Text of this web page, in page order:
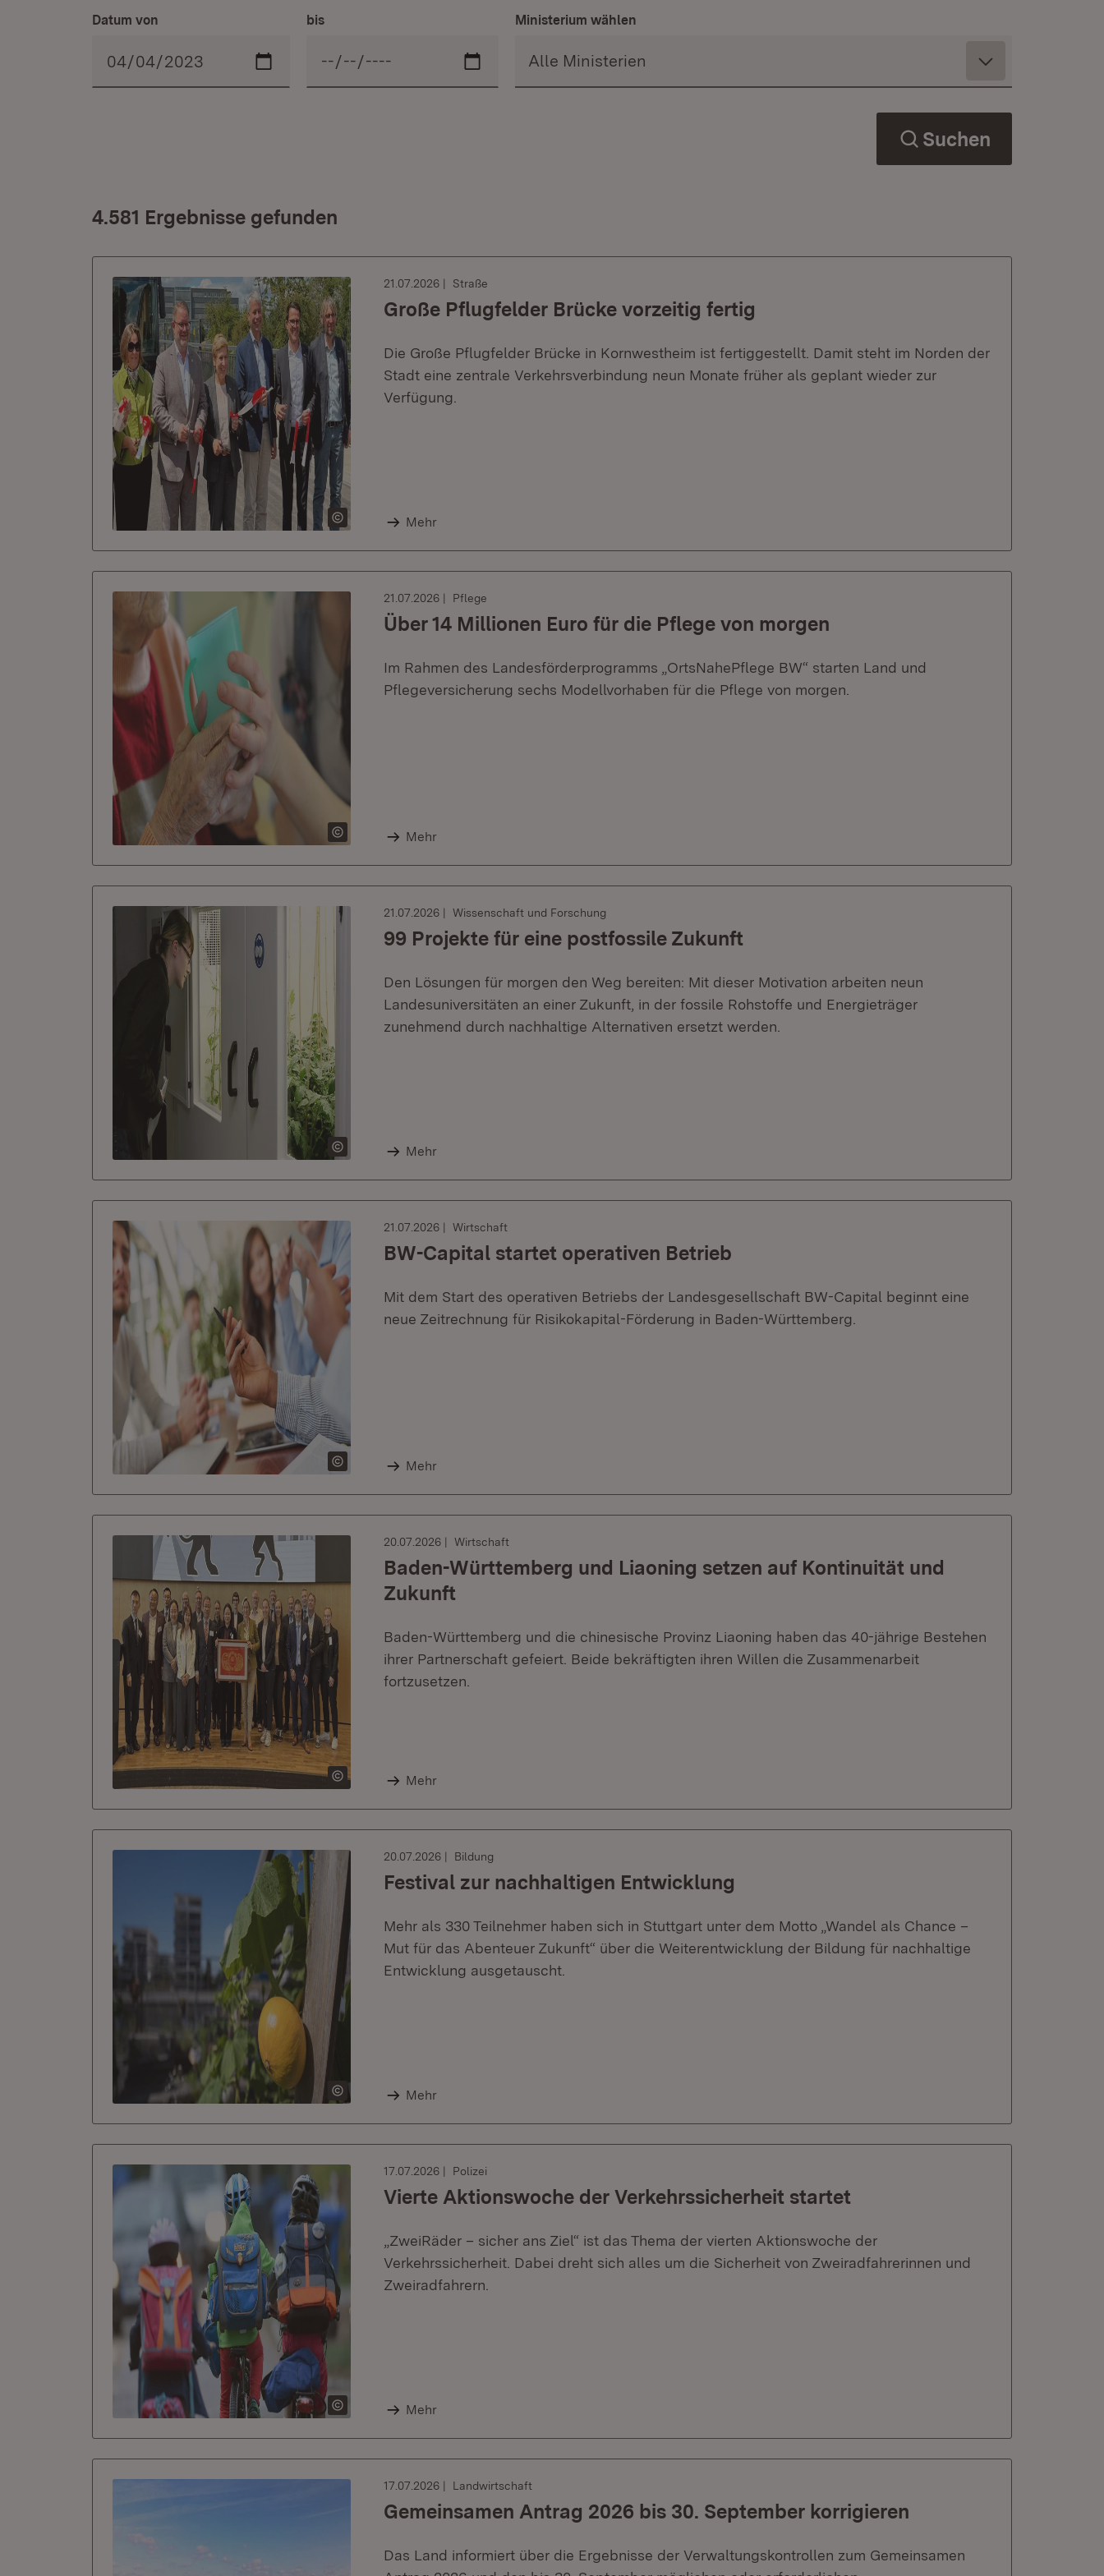
Datum von bis Ministerium wählen
Suchen
4.581 Ergebnisse gefunden
21.07.2026 Straße
Große Pflugfelder Brücke vorzeitig fertig
Die Große Pflugfelder Brücke in Kornwestheim ist fertiggestellt. Damit steht im Norden der
Stadt eine zentrale Verkehrsverbindung neun Monate früher als geplant wieder zur
Verfügung.
Mehr
21.07.2026 Pflege
Über 14 Millionen Euro für die Pflege von morgen
Im Rahmen des Landesförderprogramms „OrtsNahePflege BW“ starten Land und
Pflegeversicherung sechs Modellvorhaben für die Pflege von morgen.
Mehr
21.07.2026 Wissenschaft und Forschung
99 Projekte für eine postfossile Zukunft
Den Lösungen für morgen den Weg bereiten: Mit dieser Motivation arbeiten neun
Landesuniversitäten an einer Zukunft, in der fossile Rohstoffe und Energieträger
zunehmend durch nachhaltige Alternativen ersetzt werden.
Mehr
21.07.2026 Wirtschaft
BW-Capital startet operativen Betrieb
Mit dem Start des operativen Betriebs der Landesgesellschaft BW-Capital beginnt eine
neue Zeitrechnung für Risikokapital-Förderung in Baden-Württemberg.
Mehr
20.07.2026 Wirtschaft
Baden-Württemberg und Liaoning setzen auf Kontinuität und
Zukunft
Baden-Württemberg und die chinesische Provinz Liaoning haben das 40-jährige Bestehen
ihrer Partnerschaft gefeiert. Beide bekräftigten ihren Willen die Zusammenarbeit
fortzusetzen.
Mehr
20.07.2026 Bildung
Festival zur nachhaltigen Entwicklung
Mehr als 330 Teilnehmer haben sich in Stuttgart unter dem Motto „Wandel als Chance –
Mut für das Abenteuer Zukunft“ über die Weiterentwicklung der Bildung für nachhaltige
Entwicklung ausgetauscht.
Mehr
17.07.2026 Polizei
Vierte Aktionswoche der Verkehrssicherheit startet
„ZweiRäder – sicher ans Ziel“ ist das Thema der vierten Aktionswoche der
Verkehrssicherheit. Dabei dreht sich alles um die Sicherheit von Zweiradfahrerinnen und
Zweiradfahrern.
Mehr
17.07.2026 Landwirtschaft
Gemeinsamen Antrag 2026 bis 30. September korrigieren
Das Land informiert über die Ergebnisse der Verwaltungskontrollen zum Gemeinsamen